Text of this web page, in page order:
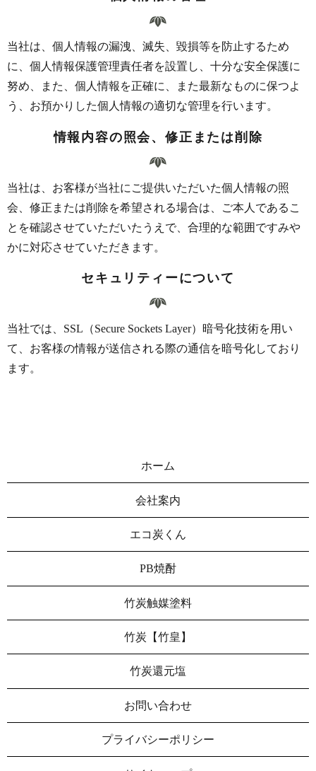
当社は、個人情報の漏洩、滅失、毀損等を防止するため
に、個人情報保護管理責任者を設置し、十分な安全保護に
努め、また、個人情報を正確に、また最新なものに保つよ
う、お預かりした個人情報の適切な管理を行います。
情報内容の照会、修正または削除
当社は、お客様が当社にご提供いただいた個人情報の照
会、修正または削除を希望される場合は、ご本人であるこ
とを確認させていただいたうえで、合理的な範囲ですみや
かに対応させていただきます。
セキュリティーについて
当社では、SSL（Secure Sockets Layer）暗号化技術を用い
て、お客様の情報が送信される際の通信を暗号化しており
ます。
ホーム
会社案内
エコ炭くん
PB焼酎
竹炭触媒塗料
竹炭【竹皇】
竹炭還元塩
お問い合わせ
プライバシーポリシー